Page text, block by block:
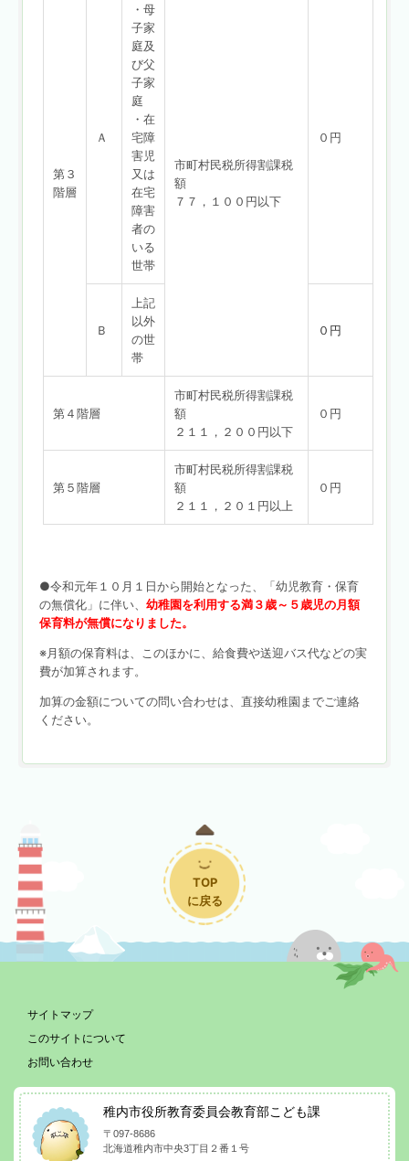
第３
階層
Ａ
・母
子家
庭及
び父
子家
庭
・在
宅障
害児
又は
在宅
障害
者の
いる
世帯
市町村民税所得割課税
額
７７，１００円以下
０円
Ｂ
上記
以外
の世
帯
０円
第４階層
市町村民税所得割課税
額
２１１，２００円以下
０円
第５階層
市町村民税所得割課税
額
２１１，２０１円以上
０円
●令和元年１０月１日から開始となった、「幼児教育・保育
の無償化」に伴い、 幼稚園を利用する満３歳～５歳児の月額
保育料が無償になりました。
※月額の保育料は、このほかに、給食費や送迎バス代などの実
費が加算されます。
加算の金額についての問い合わせは、直接幼稚園までご連絡
ください。
TOP
に戻る
サイトマップ
このサイトについて
お問い合わせ
稚内市役所教育委員会教育部こども課
〒097-8686
北海道稚内市中央3丁目２番１号